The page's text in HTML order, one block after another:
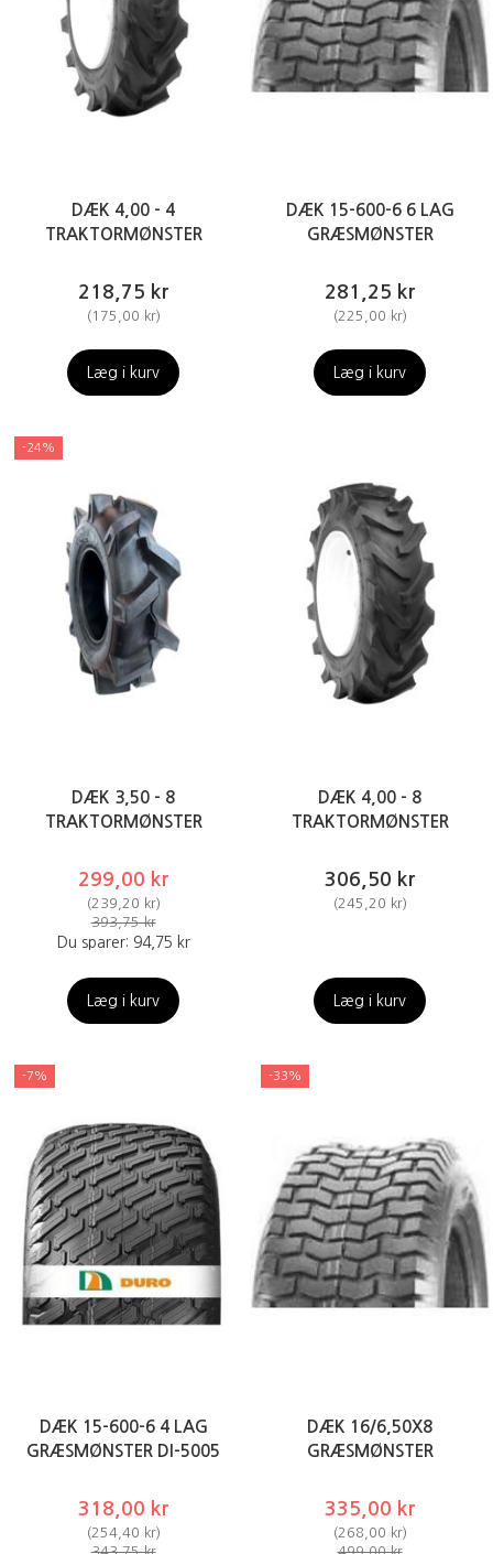
DÆK 4,00 - 4
TRAKTORMØNSTER
218,75 kr
( 175,00 kr)
Læg i kurv
DÆK 15-600-6 6 LAG
GRÆSMØNSTER
281,25 kr
(225,00 kr)
Læg i kurv
-24%
DÆK 3,50 - 8
TRAKTORMØNSTER
299,00 kr
(239,20 kr)
393,75 kr
Du sparer: 94,75 kr
Læg i kurv
DÆK 4,00 - 8
TRAKTORMØNSTER
306,50 kr
(245,20 kr)
Læg i kurv
-7%
DÆK 15-600-6 4 LAG
GRÆSMØNSTER DI-5005
318,00 kr
(254,40 kr)
343,75 kr
-33%
DÆK 16/6,50X8
GRÆSMØNSTER
335,00 kr
(268,00 kr)
499,00 kr